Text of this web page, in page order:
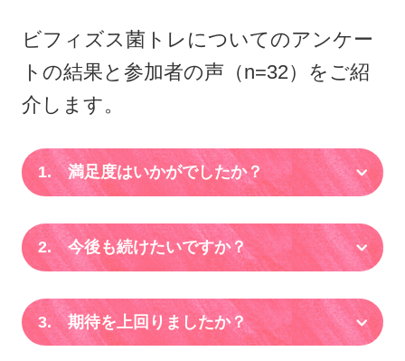
ビフィズス菌トレについてのアンケー
トの結果と参加者の声（n=32）をご紹
介します。
1. 満足度はいかがでしたか？
2. 今後も続けたいですか？
3. 期待を上回りましたか？